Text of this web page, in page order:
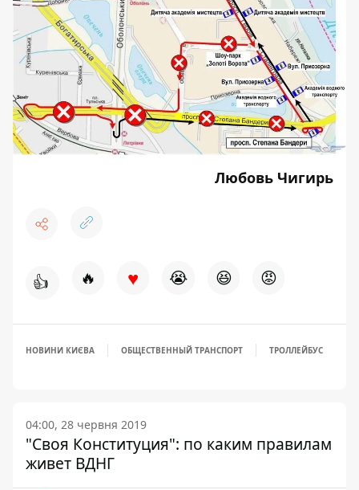
Любовь Чигирь
👍 🔥 ♥ 😭 😆 😡
НОВИНИ КИЄВА ОБЩЕСТВЕННЫЙ ТРАНСПОРТ ТРОЛЛЕЙБУС
04:00, 28 червня 2019
"Своя Конституция": по каким правилам
живет ВДНГ